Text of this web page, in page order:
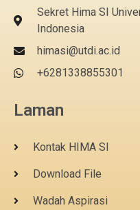
Sekret Hima SI
Indonesia
himasi@utdi.ac.id
+6281338855301
Laman
Kontak HIMA SI
Download File
Wadah Aspirasi